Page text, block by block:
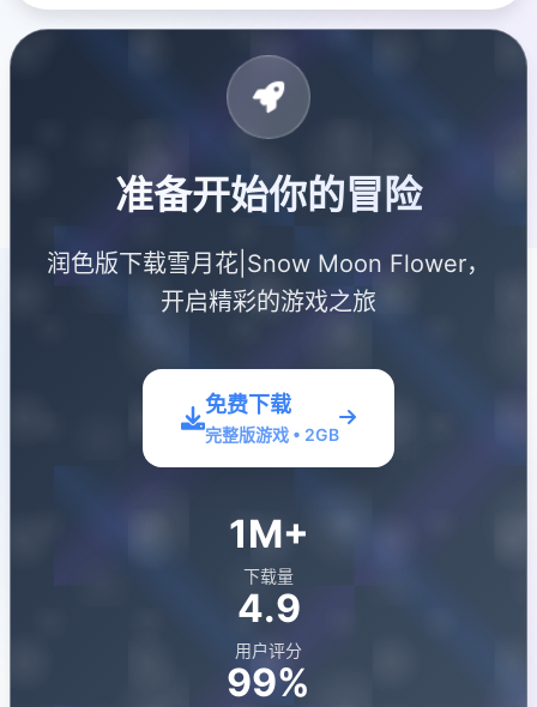
准备开始你的冒险
润色版下载雪月花|Snow Moon Flower，
开启精彩的游戏之旅
免费下载
完整版游戏 • 2GB
1M+
下载量
4.9
用户评分
99%